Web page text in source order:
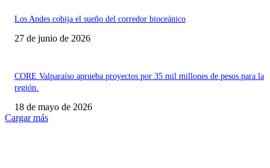
Los Andes cobija el sueño del corredor bioceánico
27 de junio de 2026
CORE Valparaíso aprueba proyectos por 35 mil millones de pesos para la
región.
18 de mayo de 2026
Cargar más